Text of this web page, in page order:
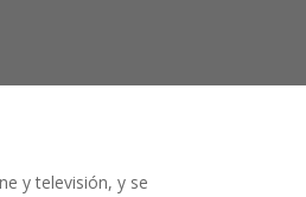
y televisión, y se